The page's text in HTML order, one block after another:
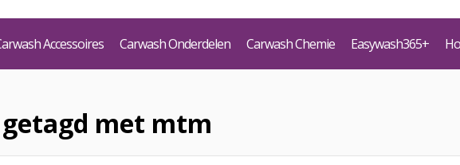
Accessoires Carwash Onderdelen Carwash Chemie Easywash365+
met mtm